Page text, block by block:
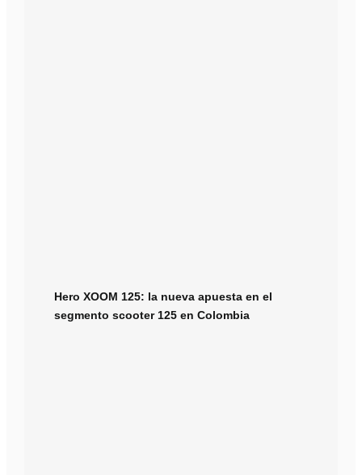
Hero XOOM 125: la nueva apuesta en el
segmento scooter 125 en Colombia